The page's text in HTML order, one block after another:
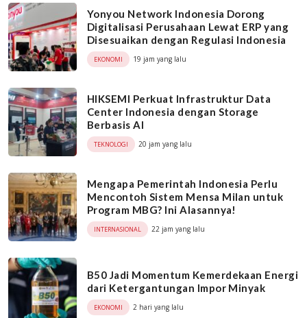
Yonyou Network Indonesia Dorong
Digitalisasi Perusahaan Lewat ERP yang
Disesuaikan dengan Regulasi Indonesia
EKONOMI 19 jam yang lalu
HIKSEMI Perkuat Infrastruktur Data
Center Indonesia dengan Storage
Berbasis AI
TEKNOLOGI 20 jam yang lalu
Mengapa Pemerintah Indonesia Perlu
Mencontoh Sistem Mensa Milan untuk
Program MBG? Ini Alasannya!
INTERNASIONAL 22 jam yang lalu
B50 Jadi Momentum Kemerdekaan Energi
dari Ketergantungan Impor Minyak
EKONOMI 2 hari yang lalu